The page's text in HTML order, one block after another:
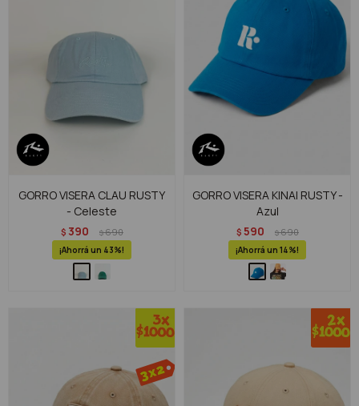
GORRO VISERA CLAU RUSTY
- Celeste
$ 390 $690
43
GORRO VISERA KINAI RUSTY -
Azul
$ 590 $690
14